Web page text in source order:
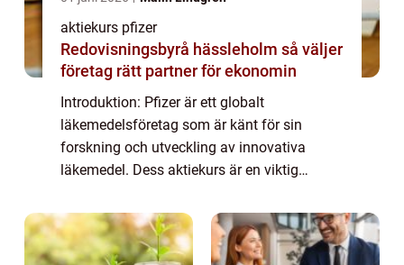
aktiekurs pfizer
Redovisningsbyrå hässleholm så väljer
företag rätt partner för ekonomin
Introduktion: Pfizer är ett globalt
läkemedelsföretag som är känt för sin
forskning och utveckling av innovativa
läkemedel. Dess aktiekurs är en viktig
attraktionen för investerare. Denna artikel
kommer att ge en ...